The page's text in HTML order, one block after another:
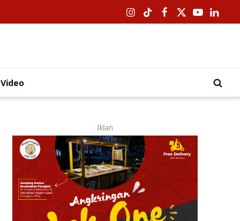
Instagram
TikTokFacebook
X
YouTube
Video
Iklan